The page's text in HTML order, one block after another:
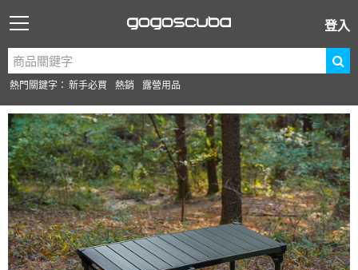
登入
熱門關鍵字： 新手必買 熱銷 露營用品